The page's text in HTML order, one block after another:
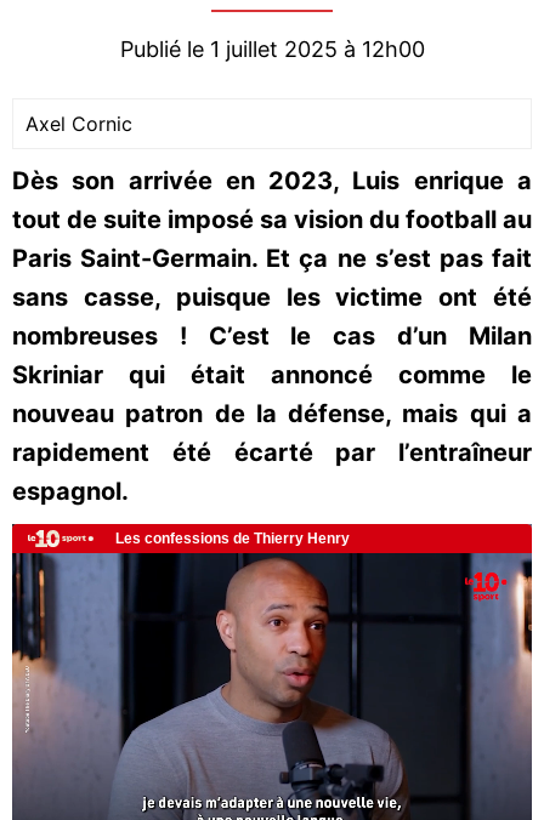
Publié le 1 juillet 2025 à 12h00
Axel Cornic
Dès son arrivée en 2023, Luis enrique a
tout de suite imposé sa vision du football au
Paris Saint-Germain. Et ça ne s’est pas fait
sans casse, puisque les victime ont été
nombreuses ! C’est le cas d’un Milan
Skriniar qui était annoncé comme le
nouveau patron de la défense, mais qui a
rapidement été écarté par l’entraîneur
espagnol.